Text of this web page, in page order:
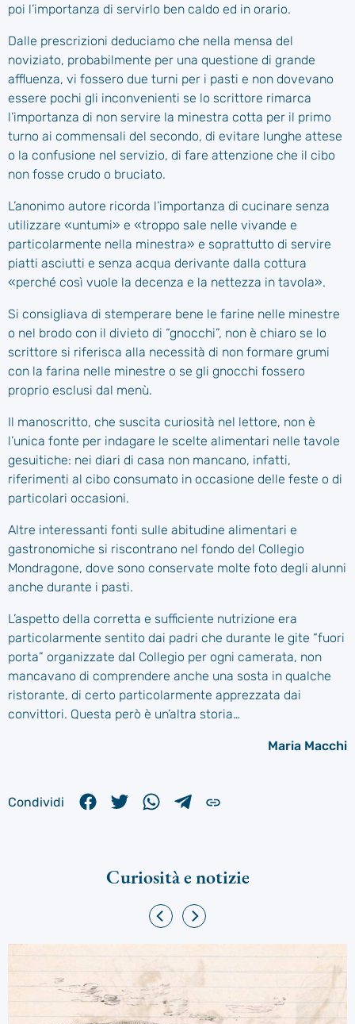
poi l’importanza di servirlo ben caldo ed in orario.
Dalle prescrizioni deduciamo che nella mensa del
noviziato, probabilmente per una questione di grande
affluenza, vi fossero due turni per i pasti e non dovevano
essere pochi gli inconvenienti se lo scrittore rimarca
l’importanza di non servire la minestra cotta per il primo
turno ai commensali del secondo, di evitare lunghe attese
o la confusione nel servizio, di fare attenzione che il cibo
non fosse crudo o bruciato.
L’anonimo autore ricorda l’importanza di cucinare senza
utilizzare «untumi» e «troppo sale nelle vivande e
particolarmente nella minestra» e soprattutto di servire
piatti asciutti e senza acqua derivante dalla cottura
«perché così vuole la decenza e la nettezza in tavola».
Si consigliava di stemperare bene le farine nelle minestre
o nel brodo con il divieto di “gnocchi”, non è chiaro se lo
scrittore si riferisca alla necessità di non formare grumi
con la farina nelle minestre o se gli gnocchi fossero
proprio esclusi dal menù.
Il manoscritto, che suscita curiosità nel lettore, non è
l’unica fonte per indagare le scelte alimentari nelle tavole
gesuitiche: nei diari di casa non mancano, infatti,
riferimenti al cibo consumato in occasione delle feste o di
particolari occasioni.
Altre interessanti fonti sulle abitudine alimentari e
gastronomiche si riscontrano nel fondo del Collegio
Mondragone, dove sono conservate molte foto degli alunni
anche durante i pasti.
L’aspetto della corretta e sufficiente nutrizione era
particolarmente sentito dai padri che durante le gite “fuori
porta” organizzate dal Collegio per ogni camerata, non
mancavano di comprendere anche una sosta in qualche
ristorante, di certo particolarmente apprezzata dai
convittori. Questa però è un’altra storia…
Maria Macchi
Condividi
Curiosità e notizie